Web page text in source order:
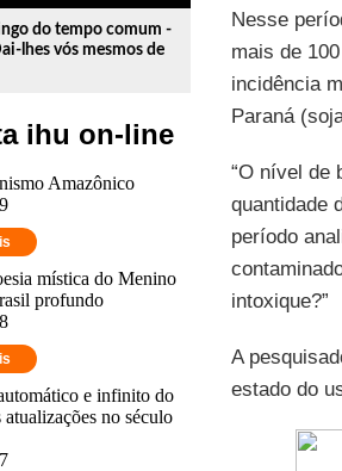
do tempo comum -
lhes vós mesmos de
ihu on-line
Amazônico
mística do Menino
profundo
e infinito do
atualizações no século
Nesse
mais de
incidência
Paraná
“O nível de
quantidade
período
intoxique?”
A
estado do